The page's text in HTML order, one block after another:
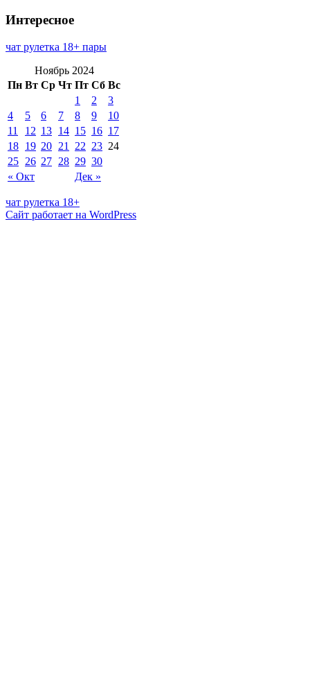
Интересное
чат рулетка 18+ пары
Ноябрь 2024
Пн Вт Ср Чт Пт Сб Вс
« Окт Дек »
1 2
3
4
5 6 7 8 9
10
11
12 13 14 15 16 17
18 19 20 21 22 23 24
25 26 27 28 29 30
чат рулетка 18+
Сайт работает на WordPress